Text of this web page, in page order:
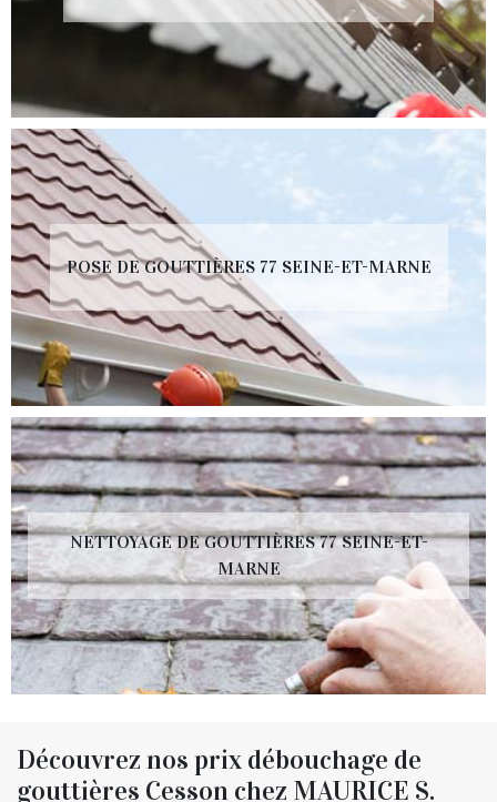
POSE DE GOUTTIÈRES 77 SEINE-ET-MARNE
NETTOYAGE DE GOUTTIÈRES 77 SEINE-ET-
MARNE
Découvrez nos prix débouchage de
gouttières Cesson chez MAURICE S.